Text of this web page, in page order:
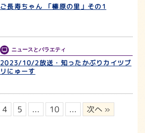
ご長寿ちゃん 「榛原の里」その1
ニュースとバラエティ
2023/10/2放送・知ったかぶりカイツブ
リにゅーす
4 5 ... 10 ... 次へ »